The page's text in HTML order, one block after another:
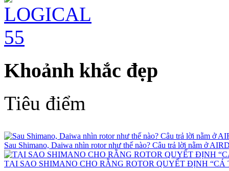
Khoảnh khắc đẹp
Tiêu điểm
Sau Shimano, Daiwa nhìn rotor như thế nào? Câu trả lời nằm ở
TẠI SAO SHIMANO CHO RẰNG ROTOR QUYẾT ĐỊNH “CÁ